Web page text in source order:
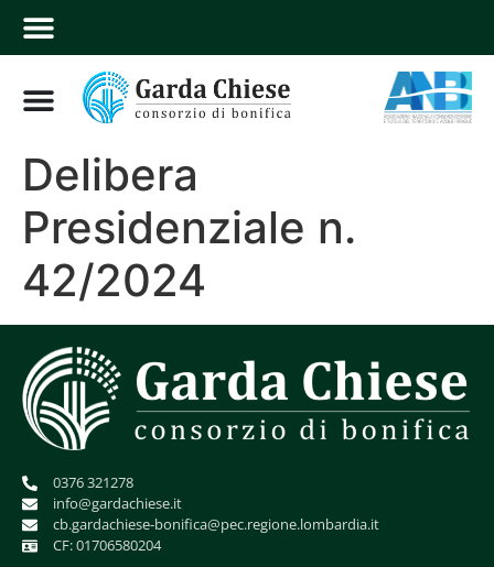
Delibera
Presidenziale n.
42/2024
0376 321278
info@gardachiese.it
cb.gardachiese-bonifica@pec.regione.lombardia.it
CF: 01706580204